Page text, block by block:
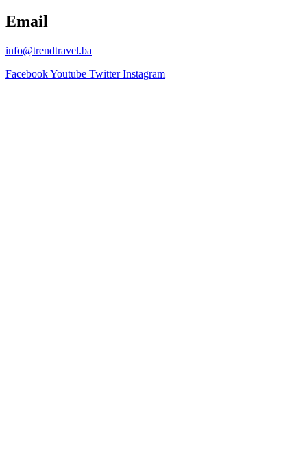
Email
info@trendtravel.ba
FacebookYoutube Twitter Instagram